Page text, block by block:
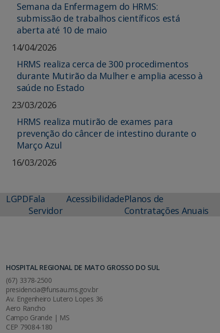
Semana da Enfermagem do HRMS:
submissão de trabalhos científicos está
aberta até 10 de maio
14/04/2026
HRMS realiza cerca de 300 procedimentos
durante Mutirão da Mulher e amplia acesso à
saúde no Estado
23/03/2026
HRMS realiza mutirão de exames para
prevenção do câncer de intestino durante o
Março Azul
16/03/2026
LGPDFala
Servidor
AcessibilidadePlanos de
Contratações Anuais
HOSPITAL REGIONAL DE MATO GROSSO DO SUL
(67) 3378-2500
presidencia@funsau.ms.gov.br
Av. Engenheiro Lutero Lopes 36
Aero Rancho
Campo Grande | MS
CEP 79084-180